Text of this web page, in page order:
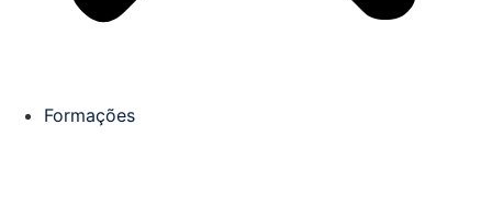
Formações